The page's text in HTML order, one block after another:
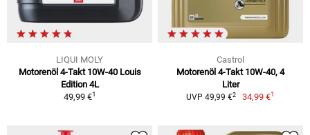
LIQUI MOLY
Motorenöl 4-Takt 10W-40 Louis
Edition 4L
49,99 €1
Castrol
Motorenöl 4-Takt 10W-40, 4
Liter
UVP 49,99 €2 34,99 €1